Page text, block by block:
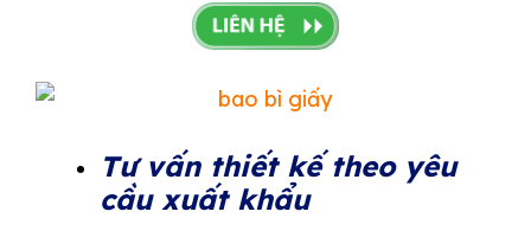
Tư vấn thiết kế theo yêu
cầu xuất khẩu